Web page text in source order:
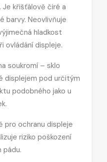
křišťálově čiré a
barvy. Neovlivňuje
hladkost
ovládání displeje.
soukromí – sklo
displejem pod určitým
podobného jako u
pro ochranu displeje
riziko poškození
pádu.